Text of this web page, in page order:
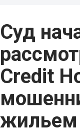
Суд
Credit
жильем